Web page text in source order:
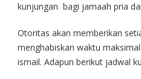
kunjungan bagi jamaah pria
Otoritas akan memberikan
menghabiskan waktu
ismail. Adapun berikut jadwal